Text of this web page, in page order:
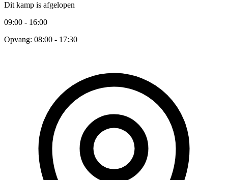
Dit kamp is afgelopen
09:00 - 16:00
Opvang: 08:00 - 17:30